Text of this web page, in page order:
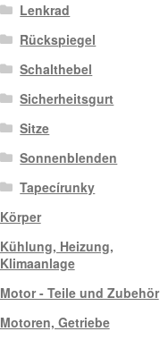
Lenkrad
Rückspiegel
Schalthebel
Sicherheitsgurt
Sitze
Sonnenblenden
Tapecírunky
Körper
Kühlung, Heizung,
Klimaanlage
Motor - Teile und Zubehör
Motoren, Getriebe